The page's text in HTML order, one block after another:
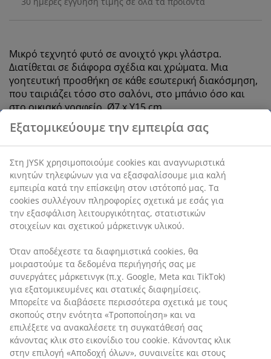
Μικρό τεχνητό φυτό σε ανοιχτό γκρι γλάστρα.
Διατίθεται σε διάφορα σχέδια και χρώματα. Μια
γοητευτική προσθήκη σε κάθε εσωτερική διακόσμηση,
που ταιριάζει τόσο στο σαλόνι, στο μπάνιο όσο και
στο οικιακό γραφείο. Ø7 x Υ15 cm
SKU: 4912506
Χαρακτηριστικά προϊόντος
Αξιολογήσεις
(0)
Αποστολή
Εξατομικεύουμε την εμπειρία σας
Στη JYSK χρησιμοποιούμε cookies και αναγνωριστικά
κινητών τηλεφώνων για να εξασφαλίσουμε μια καλή
εμπειρία κατά την επίσκεψη στον ιστότοπό μας. Τα
cookies συλλέγουν πληροφορίες σχετικά με εσάς για
την εξασφάλιση λειτουργικότητας, στατιστικών
στοιχείων και σχετικού μάρκετινγκ υλικού.
Όταν αποδέχεστε τα διαφημιστικά cookies, θα
μοιραστούμε τα δεδομένα περιήγησής σας με
συνεργάτες μάρκετινγκ (π.χ. Google, Meta και TikTok)
για εξατομικευμένες και στατικές διαφημίσεις.
Μπορείτε να διαβάσετε περισσότερα σχετικά με τους
σκοπούς στην ενότητα «Τροποποίηση» και να
επιλέξετε να ανακαλέσετε τη συγκατάθεσή σας
κάνοντας κλικ στο εικονίδιο του cookie. Κάνοντας κλικ
στην επιλογή «Αποδοχή όλων», συναινείτε και στους